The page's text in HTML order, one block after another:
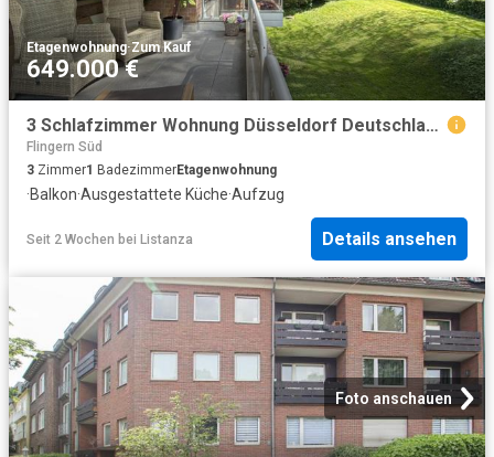
Etagenwohnung·Zum Kauf
649.000 €
3 Schlafzimmer Wohnung Düsseldorf Deutschland 104229830
Flingern Süd
3 Zimmer1 BadezimmerEtagenwohnung
·Balkon·Ausgestattete Küche·Aufzug
Seit 2 Wochen bei Listanza Details ansehen
Foto anschauen